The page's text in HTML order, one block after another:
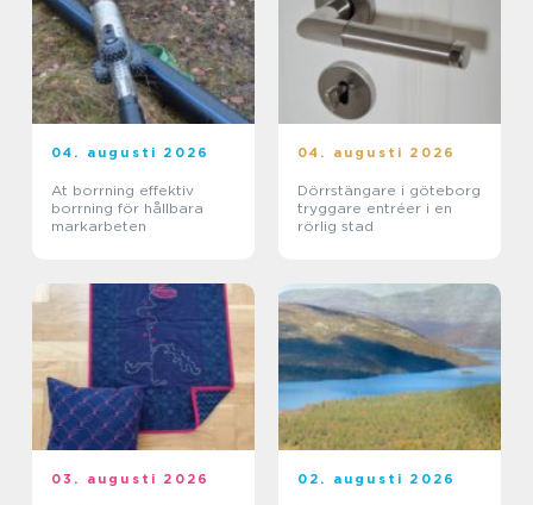
04. augusti 2026
At borrning effektiv
borrning för hållbara
markarbeten
04. augusti 2026
Dörrstängare i göteborg
tryggare entréer i en
rörlig stad
03. augusti 2026 02. augusti 2026